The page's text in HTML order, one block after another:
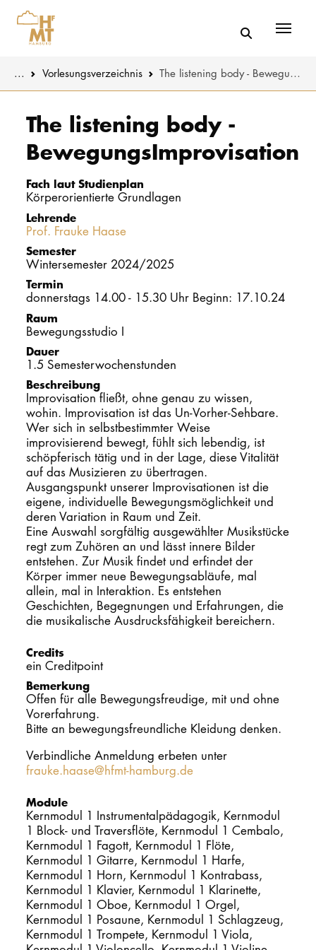
You are here:
... Vorlesungs­verzeichnis The listening body - BewegungsImprovisation
The listening body -
BewegungsImprovisation
Fach laut Studienplan
Körperorientierte Grundlagen
Lehrende
Prof. Frauke Haase
Semester
Wintersemester 2024/2025
Termin
donnerstags 14.00 - 15.30 Uhr Beginn: 17.10.24
Raum
Bewegungsstudio I
Dauer
1.5 Semesterwochenstunden
Beschreibung
Improvisation fließt, ohne genau zu wissen,
wohin. Improvisation ist das Un-Vorher-Sehbare.
Wer sich in selbstbestimmter Weise
improvisierend bewegt, fühlt sich lebendig, ist
schöpferisch tätig und in der Lage, diese Vitalität
auf das Musizieren zu übertragen.
Ausgangspunkt unserer Improvisationen ist die
eigene, individuelle Bewegungsmöglichkeit und
deren Variation in Raum und Zeit.
Eine Auswahl sorgfältig ausgewählter Musikstücke
regt zum Zuhören an und lässt innere Bilder
entstehen. Zur Musik findet und erfindet der
Körper immer neue Bewegungsabläufe, mal
allein, mal in Interaktion. Es entstehen
Geschichten, Begegnungen und Erfahrungen, die
die musikalische Ausdrucksfähigkeit bereichern.
Credits
ein Creditpoint
Bemerkung
Offen für alle Bewegungsfreudige, mit und ohne
Vorerfahrung.
Bitte an bewegungsfreundliche Kleidung denken.
Verbindliche Anmeldung erbeten unter
frauke.haase@hfmt-hamburg.de
Module
Kernmodul 1 Instrumentalpädagogik, Kernmodul
1 Block- und Traversflöte, Kernmodul 1 Cembalo,
Kernmodul 1 Fagott, Kernmodul 1 Flöte,
Kernmodul 1 Gitarre, Kernmodul 1 Harfe,
Kernmodul 1 Horn, Kernmodul 1 Kontrabass,
Kernmodul 1 Klavier, Kernmodul 1 Klarinette,
Kernmodul 1 Oboe, Kernmodul 1 Orgel,
Kernmodul 1 Posaune, Kernmodul 1 Schlagzeug,
Kernmodul 1 Trompete, Kernmodul 1 Viola,
THEATER
myCampus
Online-
Bewerben